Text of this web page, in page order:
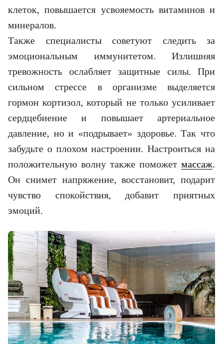
клеток, повышается усвояемость витаминов и
минералов.
Также специалисты советуют следить за
эмоциональным иммунитетом. Излишняя
тревожность ослабляет защитные силы. При
сильном стрессе в организме выделяется
гормон кортизол, который не только усиливает
сердцебиение и повышает артериальное
давление, но и «подрывает» здоровье. Так что
забудьте о плохом настроении. Настроиться на
положительную волну также поможет массаж.
Он снимет напряжение, восстановит, подарит
чувство спокойствия, добавит приятных
эмоций.